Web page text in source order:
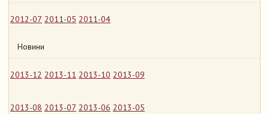
2012-07 2011-05 2011-04
Новини
2013-12 2013-11 2013-10 2013-09
2013-08 2013-07 2013-06 2013-05